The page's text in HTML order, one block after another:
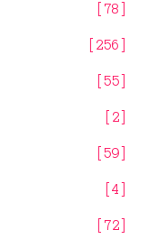
78
256
55
2
59
4
72